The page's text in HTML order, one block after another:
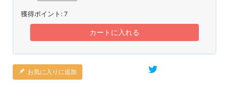
獲得ポイント:7
カートに入れる
お気に入りに追加